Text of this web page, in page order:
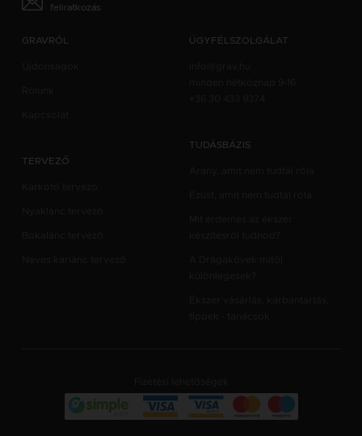
feliratkozás
GRAVRÓL
TERVEZŐ
ÜGYFÉLSZOLGÁLAT
TUDÁSBÁZIS